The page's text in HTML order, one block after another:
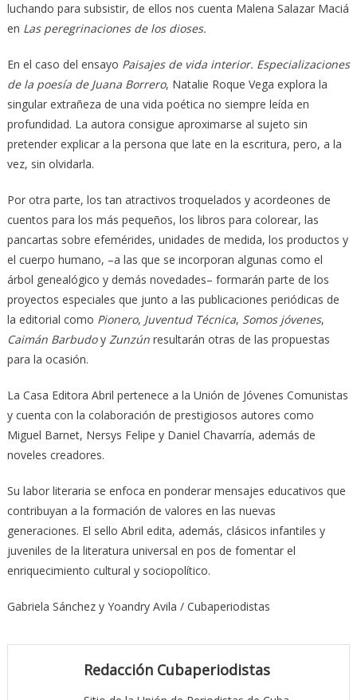
luchando para subsistir, de ellos nos cuenta Malena Salazar Maciá
en Las peregrinaciones de los dioses.
En el caso del ensayo Paisajes de vida interior. Especializaciones
de la poesía de Juana Borrero, Natalie Roque Vega explora la
singular extrañeza de una vida poética no siempre leída en
profundidad. La autora consigue aproximarse al sujeto sin
pretender explicar a la persona que late en la escritura, pero, a la
vez, sin olvidarla.
Por otra parte, los tan atractivos troquelados y acordeones de
cuentos para los más pequeños, los libros para colorear, las
pancartas sobre efemérides, unidades de medida, los productos y
el cuerpo humano, –a las que se incorporan algunas como el
árbol genealógico y demás novedades– formarán parte de los
proyectos especiales que junto a las publicaciones periódicas de
la editorial como Pionero, Juventud Técnica, Somos jóvenes,
Caimán Barbudoy Zunzúnresultarán otras de las propuestas
para la ocasión.
La Casa Editora Abril pertenece a la Unión de Jóvenes Comunistas
y cuenta con la colaboración de prestigiosos autores como
Miguel Barnet, Nersys Felipe y Daniel Chavarría, además de
noveles creadores.
Su labor literaria se enfoca en ponderar mensajes educativos que
contribuyan a la formación de valores en las nuevas
generaciones. El sello Abril edita, además, clásicos infantiles y
juveniles de la literatura universal en pos de fomentar el
enriquecimiento cultural y sociopolítico.
Gabriela Sánchez y Yoandry Avila / Cubaperiodistas
Redacción Cubaperiodistas